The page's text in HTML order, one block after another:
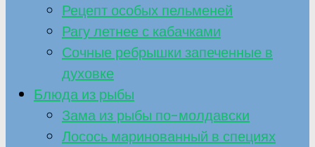
Рецепт особых пельменей
Рагу летнее с кабачками
Сочные ребрышки запеченные в
духовке
Блюда из рыбы
Зама из рыбы по-молдавски
Лосось маринованный в специях